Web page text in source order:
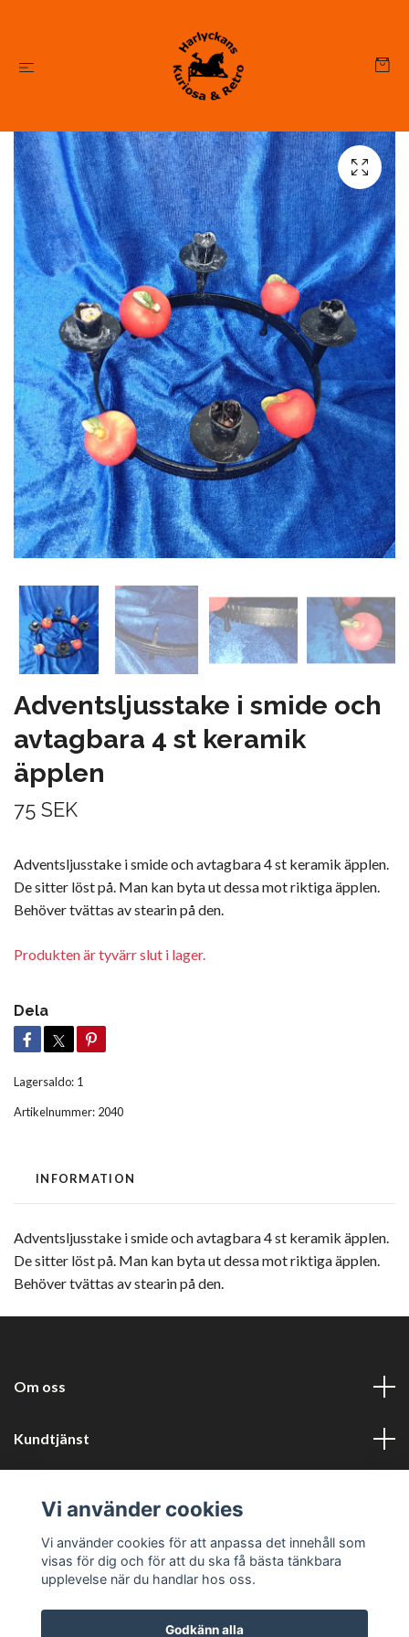
Adventsljusstake i smide och
avtagbara 4 st keramik
äpplen
75 SEK
Adventsljusstake i smide och avtagbara 4 st keramik äpplen.
De sitter löst på. Man kan byta ut dessa mot riktiga äpplen.
Behöver tvättas av stearin på den.
Produkten är tyvärr slut i lager.
Dela
Lagersaldo: 1
Artikelnummer: 2040
INFORMATION
Adventsljusstake i smide och avtagbara 4 st keramik äpplen.
De sitter löst på. Man kan byta ut dessa mot riktiga äpplen.
Behöver tvättas av stearin på den.
Om oss
Kundtjänst
Sociala medier
Vi använder cookies
Vi använder cookies för att anpassa det innehåll som
visas för dig och för att du ska få bästa tänkbara
upplevelse när du handlar hos oss.
Godkänn alla